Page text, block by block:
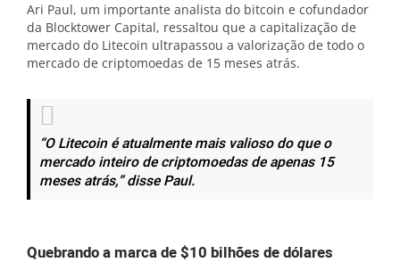
Ari Paul, um importante analista do bitcoin e cofundador
da Blocktower Capital, ressaltou que a capitalização de
mercado do Litecoin ultrapassou a valorização de todo o
mercado de criptomoedas de 15 meses atrás.
“O Litecoin é atualmente mais valioso do que o
mercado inteiro de criptomoedas de apenas 15
meses atrás,” disse Paul.
Quebrando a marca de $10 bilhões de dólares